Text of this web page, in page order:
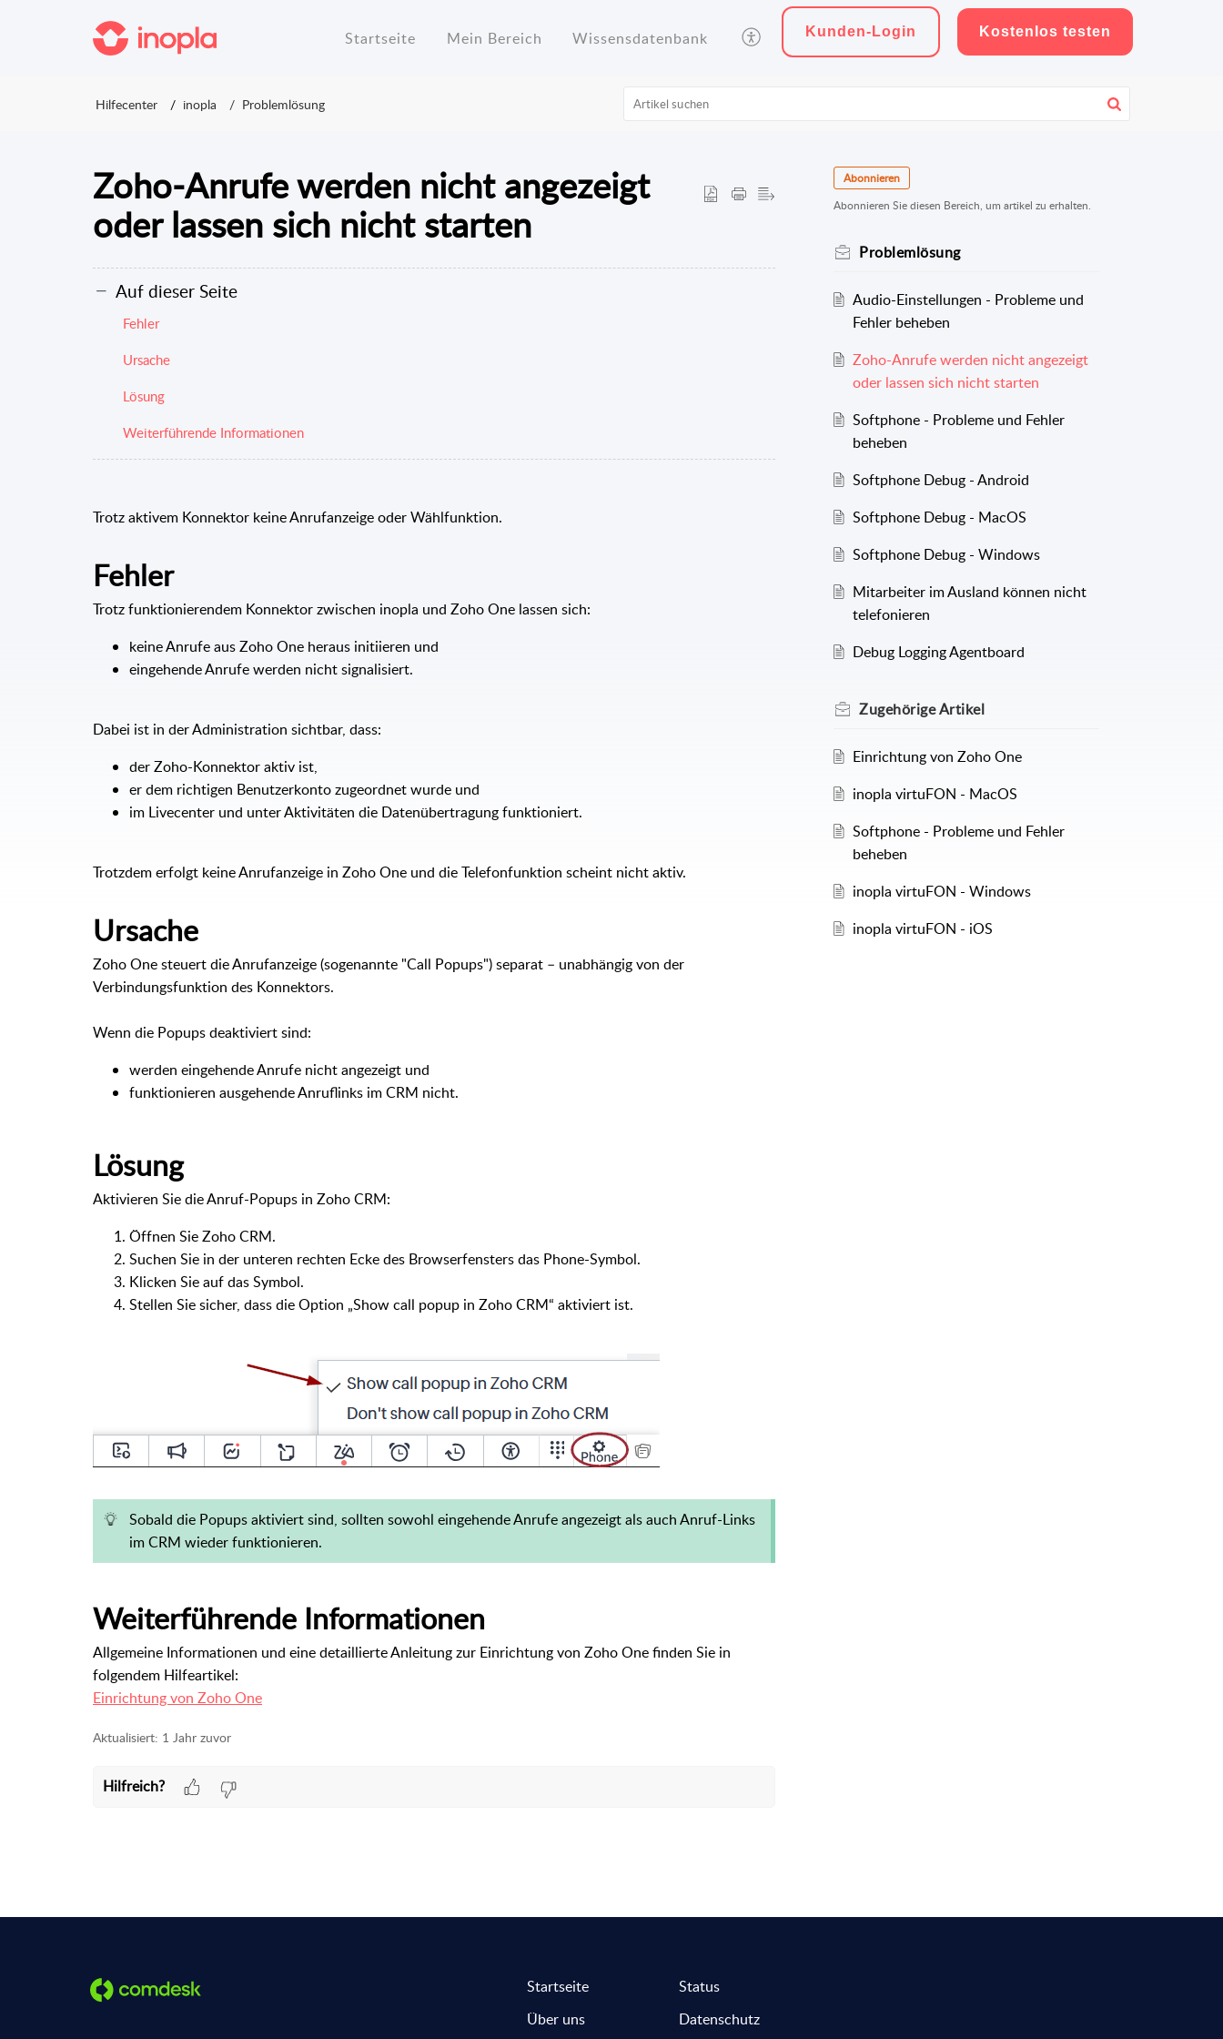
Startseite Mein Bereich Wissensdatenbank Kunden-Login Kostenlos testen
Hilfecenter inopla Problemlösung
Zoho-Anrufe werden nicht angezeigt
oder lassen sich nicht starten
Auf dieser Seite
Fehler
Ursache
Lösung
Weiterführende Informationen
Trotz aktivem Konnektor keine Anrufanzeige oder Wählfunktion.
Fehler
Trotz funktionierendem Konnektor zwischen inopla und Zoho One lassen sich:
keine Anrufe aus Zoho One heraus initiieren und
eingehende Anrufe werden nicht signalisiert.
Dabei ist in der Administration sichtbar, dass:
der Zoho-Konnektor aktiv ist,
er dem richtigen Benutzerkonto zugeordnet wurde und
im Livecenter und unter Aktivitäten die Datenübertragung funktioniert.
Trotzdem erfolgt keine Anrufanzeige in Zoho One und die Telefonfunktion scheint nicht aktiv.
Ursache
Zoho One steuert die Anrufanzeige (sogenannte "Call Popups") separat – unabhängig von der
Verbindungsfunktion des Konnektors.
Wenn die Popups deaktiviert sind:
werden eingehende Anrufe nicht angezeigt und
funktionieren ausgehende Anruflinks im CRM nicht.
Lösung
Aktivieren Sie die Anruf-Popups in Zoho CRM:
Öffnen Sie Zoho CRM.
Suchen Sie in der unteren rechten Ecke des Browserfensters das Phone-Symbol.
Klicken Sie auf das Symbol.
Stellen Sie sicher, dass die Option „Show call popup in Zoho CRM“ aktiviert ist.
Sobald die Popups aktiviert sind, sollten sowohl eingehende Anrufe angezeigt als auch Anruf-Links
im CRM wieder funktionieren.
Weiterführende Informationen
Allgemeine Informationen und eine detaillierte Anleitung zur Einrichtung von Zoho One finden Sie in
folgendem Hilfeartikel:
Einrichtung von Zoho One
Aktualisiert: 1 Jahr zuvor
Hilfreich?
Abonnieren
Abonnieren Sie diesen Bereich, um artikel zu erhalten.
Problemlösung
Audio-Einstellungen - Probleme und
Fehler beheben
Zoho-Anrufe werden nicht angezeigt
oder lassen sich nicht starten
Softphone - Probleme und Fehler
beheben
Softphone Debug - Android
Softphone Debug - MacOS
Softphone Debug - Windows
Mitarbeiter im Ausland können nicht
telefonieren
Debug Logging Agentboard
ZugehörigeArtikel
Einrichtung von Zoho One
inopla virtuFON - MacOS
Softphone - Probleme und Fehler
beheben
inopla virtuFON - Windows
inopla virtuFON - iOS
Startseite
Über uns
Status
Datenschutz